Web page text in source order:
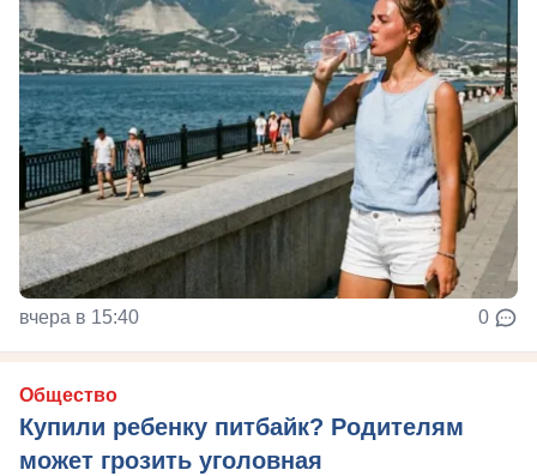
вчера в 15:40 0
Общество
Купили ребенку питбайк? Родителям
может грозить уголовная